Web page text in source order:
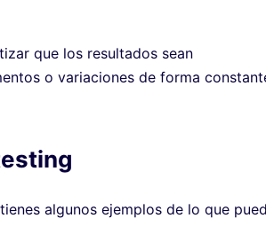
que los resultados sean
o variaciones de forma
algunos ejemplos de lo que